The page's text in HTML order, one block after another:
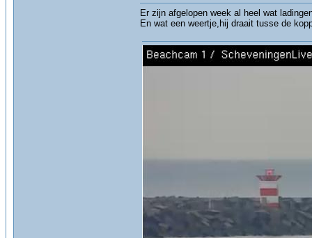
Er zijn afgelopen week al heel wat
En wat een weertje,hij draait tusse de